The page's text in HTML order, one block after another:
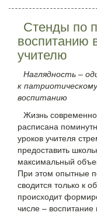
Стенды по
воспитанию
учителю
Наглядность –
к патриотическому
воспитанию
Жизнь
расписана
уроков учителя
предоставить
максимальный
При этом опытные
сводится только к
происходит
числе – воспитание